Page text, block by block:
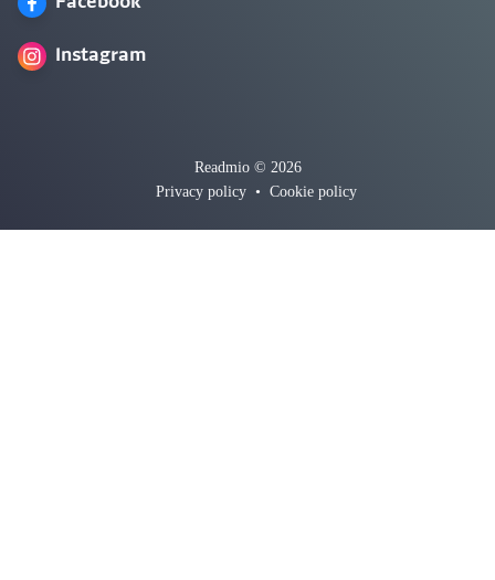
Instagram
Readmio © 2026
Privacy policy • Cookie policy